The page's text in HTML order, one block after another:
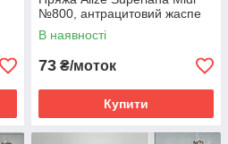
№800, антрацитовий жаспе
В наявності
73 ₴/моток
Купити